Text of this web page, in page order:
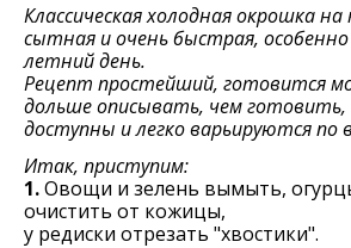
Классическая холодная окрошка на
сытная и очень быстрая,
летний день.
Рецепт простейший, готовится
дольше описывать, чем готовить,
доступны и легко варьируются по
Итак, приступим:
1.Овощи и зелень вымыть,
очистить от кожицы,
у редиски отрезать "хвостики".